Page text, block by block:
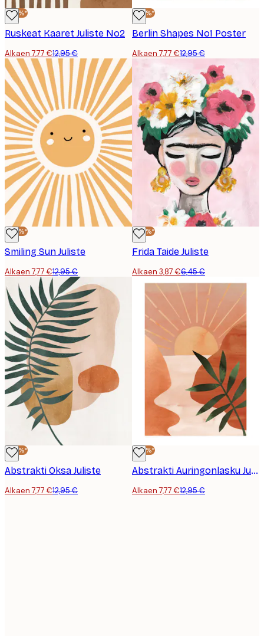
-40%*
Ruskeat Kaaret Juliste No2
Alkaen 7,77 €12,95 €
-40%*
Berlin Shapes No1 Poster
Alkaen 7,77 €12,95 €
-40%*
Smiling Sun Juliste
Alkaen 7,77 €12,95 €
-40%*
Frida Taide Juliste
Alkaen 3,87 €6,45 €
-40%*
Abstrakti Oksa Juliste
Alkaen 7,77 €12,95 €
-40%*
Abstrakti Auringonlasku Juliste
Alkaen 7,77 €12,95 €